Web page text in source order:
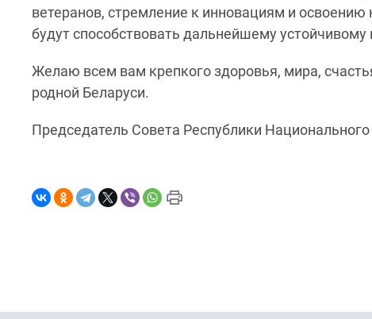
ветеранов, стремление к инновациям и
будут способствовать дальнейшему
Желаю всем вам крепкого здоровья, мира,
родной Беларуси.
Председатель Совета Республики